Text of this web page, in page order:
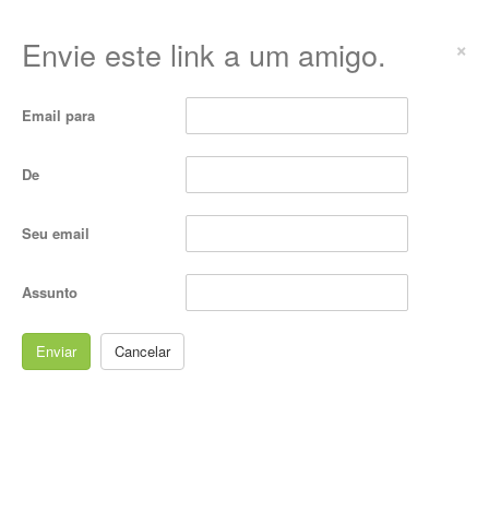
Envie este link a um amigo. ×
Email para
De
Seu email
Assunto
Enviar Cancelar